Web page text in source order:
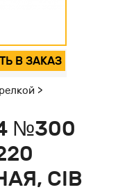
В ЗАКАЗ
>
№300
CIB